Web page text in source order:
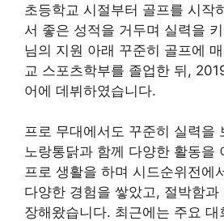
초등학교 시절부터 골프를 시작
서 좋은 성적을 거두며 실력을
님의 지원 아래 꾸준히 골프에
교 스포츠학부를 졸업한 뒤,
어에 데뷔하였습니다.
프로 무대에서도 꾸준히 실력을
노랑통닭과 함께 다양한 활동을
프로 생활을 하며 시드순위전에
다양한 경험을 쌓았고, 절박함과
장해왔습니다. 최근에는 주요 대